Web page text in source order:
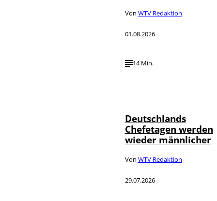
Von WTV Redaktion
01.08.2026
14 Min.
Deutschlands
Chefetagen werden
wieder männlicher
Von WTV Redaktion
29.07.2026